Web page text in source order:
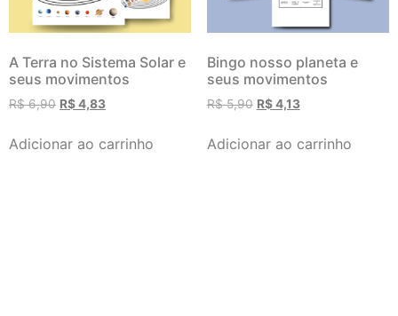
A Terra no Sistema Solar e
seus movimentos
R$6,90 R$4,83
Adicionar ao carrinho
Bingo nosso planeta e
seus movimentos
R$5,90 R$4,13
Adicionar ao carrinho